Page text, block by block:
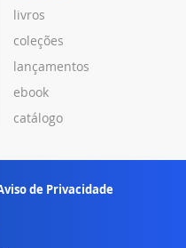
livros
coleções
lançamentos
ebook
catálogo
de Privacidade